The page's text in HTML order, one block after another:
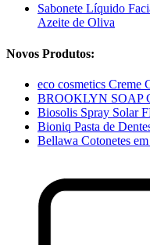
Sabonete Líquido
Azeite de Oliva
Novos Produtos:
eco cosmetics Creme
BROOKLYN SOAP
Biosolis Spray Solar
Bioniq Pasta de
Bellawa Cotonetes